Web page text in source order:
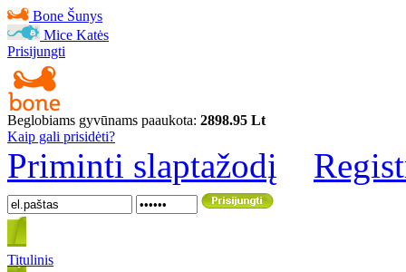
Bone Šunys
Mice Katės
Prisijungti
Beglobiams gyvūnams paaukota: 2898.95 Lt
Kaip gali prisidėti?
Priminti slaptažodį
Titulinis